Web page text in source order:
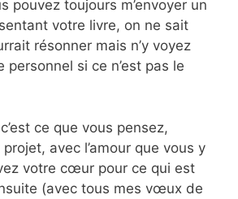
pouvez toujours m’envoyer un
votre livre, on ne sait
résonner mais n’y voyez
personnel si ce n’est pas le
ce que vous pensez,
avec l’amour que vous y
votre cœur pour ce qui est
(avec tous mes vœux de